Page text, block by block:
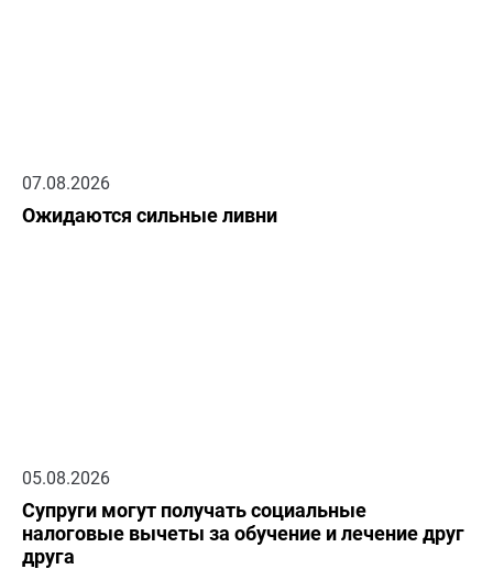
07.08.2026
Ожидаются сильные ливни
05.08.2026
Супруги могут получать социальные
налоговые вычеты за обучение и лечение друг
друга